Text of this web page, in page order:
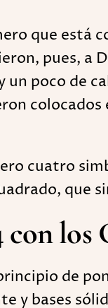
que está
pues, a
un poco de
cuatro
que
los
de
y bases